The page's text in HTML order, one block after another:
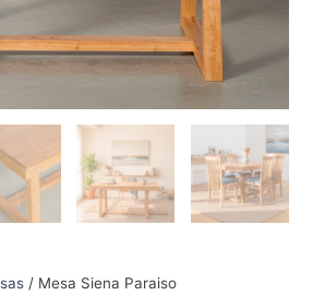
/ Mesa Siena Paraiso